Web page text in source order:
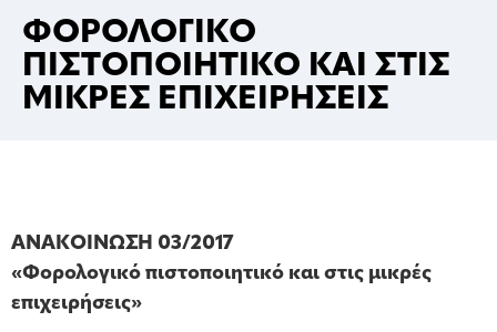
ΦΟΡΟΛΟΓΙΚΟ
ΠΙΣΤΟΠΟΙΗΤΙΚΟ ΚΑΙ ΣΤΙΣ
ΜΙΚΡΕΣ ΕΠΙΧΕΙΡΗΣΕΙΣ
ΑΝΑΚΟΙΝΩΣΗ 03/2017
«Φορολογικό πιστοποιητικό και στις μικρές
επιχειρήσεις»